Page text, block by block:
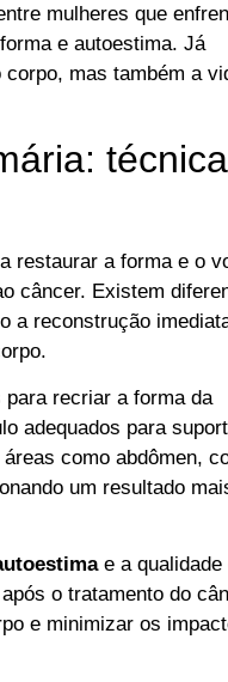
mulheres que
e autoestima. Já
mas também a
restaurar a forma e o
câncer. Existem
a reconstrução
recriar a forma da
adequados para
como abdômen,
um resultado
e a qualidade
o tratamento do
e minimizar os